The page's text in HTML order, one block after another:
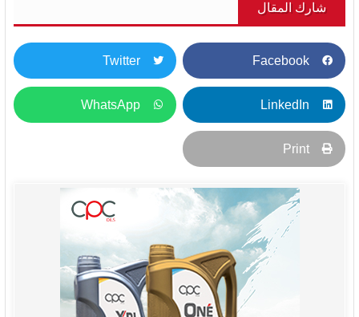
شارك المقال
Facebook
Twitter
LinkedIn
WhatsApp
Print